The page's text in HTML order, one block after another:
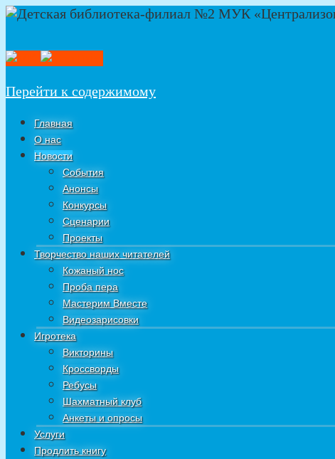
Перейти к содержимому
Главная
О нас
Новости
События
Анонсы
Конкурсы
Сценарии
Проекты
Творчество наших читателей
Кожаный нос
Проба пера
Мастерим Вместе
Видеозарисовки
Игротека
Викторины
Кроссворды
Ребусы
Шахматный клуб
Анкеты и опросы
Услуги
Продлить книгу